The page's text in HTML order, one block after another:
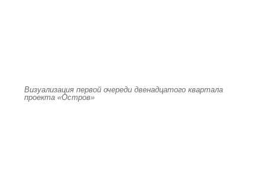
Визуализация первой очереди двенадцатого квартала
проекта «Остров»